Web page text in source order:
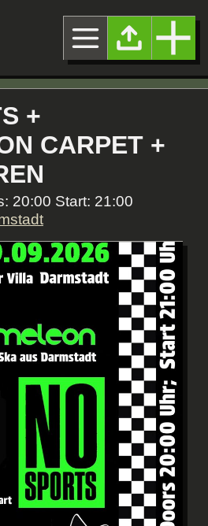
+
CARPET +
20:00 Start: 21:00